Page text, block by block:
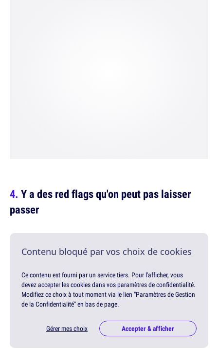
Y a des red flags qu'on peut pas laisser
passer
Contenu bloqué par vos choix de cookies
Ce contenu est fourni par un service tiers. Pour l'afficher, vous
devez accepter les cookies dans vos paramètres de confidentialité.
Modifiez ce choix à tout moment via le lien "Paramètres de Gestion
de la Confidentialité" en bas de page.
Gérer mes choix Accepter & afficher